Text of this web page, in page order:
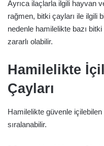
Ayrıca ilaçlarla ilgili hayvan
rağmen, bitki çayları ile ilgili
nedenle hamilelikte bazı
zararlı olabilir.
Hamilelikte
Çayları
Hamilelikte güvenle
sıralanabilir.